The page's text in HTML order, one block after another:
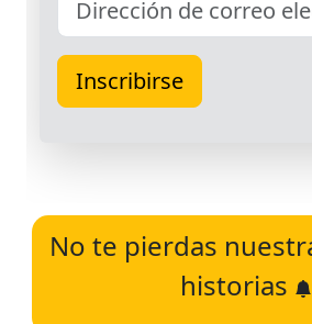
No te pierdas
historias